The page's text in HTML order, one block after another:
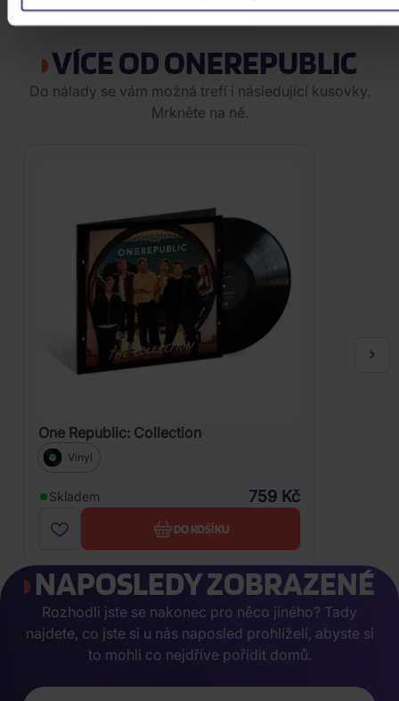
ZOBRAZIT VŠECHNY
VÍCE OD ONEREPUBLIC
Do nálady se vám možná trefí i následující kusovky.
Mrkněte na ně.
One Republic: Collection
Vinyl
Skladem 759 Kč
DO KOŠÍKU
NAPOSLEDY ZOBRAZENÉ
Rozhodli jste se nakonec pro něco jiného? Tady
najdete, co jste si u nás naposled prohlíželi, abyste si
to mohli co nejdříve pořídit domů.